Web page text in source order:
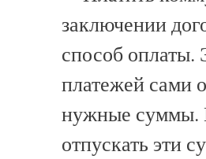
заключении
способ оплаты.
платежей сами
нужные суммы.
отпускать эти